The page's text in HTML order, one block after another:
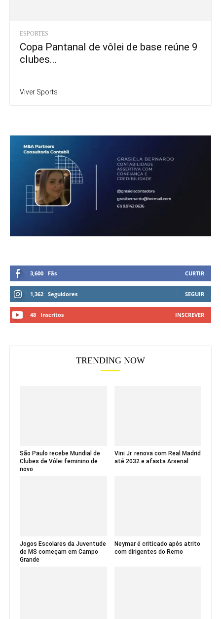
ESPORTES
Copa Pantanal de vôlei de base reúne 9
clubes...
Viver Sports
3,600 Fãs CURTIR
1,362 Seguidores SEGUIR
48 Inscritos INSCREVER
TRENDING NOW
São Paulo recebe Mundial de
Clubes de Vôlei feminino de
novo
Vini Jr. renova com Real Madrid
até 2032 e afasta Arsenal
Jogos Escolares da Juventude
de MS começam em Campo
Grande
Neymar é criticado após atrito
com dirigentes do Remo